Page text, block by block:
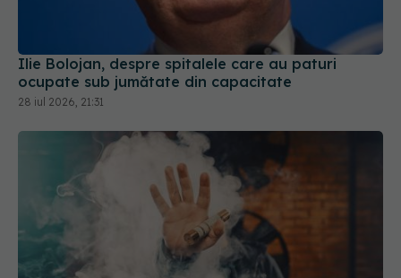
Ilie Bolojan, despre spitalele care au paturi
ocupate sub jumătate din capacitate
28 iul 2026, 21:31